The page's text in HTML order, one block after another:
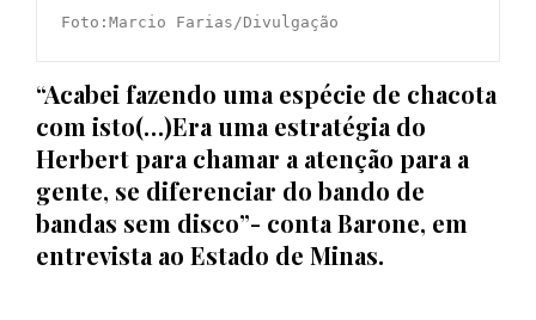
Foto:Marcio Farias/Divulgação
“Acabei fazendo uma espécie de chacota
com isto(…)Era uma estratégia do
Herbert para chamar a atenção para a
gente, se diferenciar do bando de
bandas sem disco”- conta Barone, em
entrevista ao Estado de Minas.